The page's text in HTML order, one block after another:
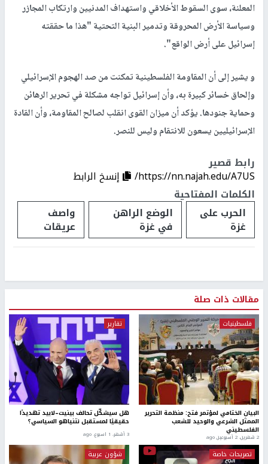
المعلنة، سوى السقوط الأخلاقي واستهداف المدنيين وارتكاب المجازر
وسياسة الأرض المحروقة وتدمير البنية التحتية "هذا ما حققته
إسرائيل على أرض الواقع".
و يشير إلى أن المقاومة الفلسطينية تمكنت من صد الهجوم الإسرائيلي
وإلحاق خسائر كبيرة به، وأن إسرائيل تواجه مشكلة في تحرير الرهائن
وحماية جنودها. يؤكد أن ميزان القوى انقلب لصالح المقاومة، وأن القادة
الإسرائيليين يسعون للانتقام وليس للنصر.
رابط قصير
https://nn.najah.edu/A7US/
إنسخ الرابط
الكلمات المفتاحية
الحرب على
غزة
الوضع الراهن
في غزة
واصف
عريقات
مقالات ذات صلة
فلسطينيات
البيان الختامي لمؤتمر فتح: منظمة التحرير
الممثل الشرعي والوحيد للشعب
الفلسطيني
2 شهرين، 2 أسبوعين ago
تقارير
هل سيشكّل تحالف بينيت–لابيد تهديدًا
حقيقيًا لمستقبل نتنياهو السياسي؟
3 أشهر، 1 اسبوع. ago
تصريحات خاصة شؤون عربية